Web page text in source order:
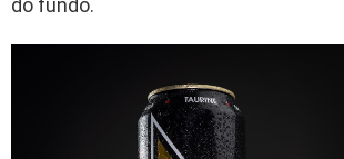
do fundo.